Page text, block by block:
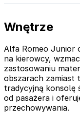
Wnętrze
Alfa Romeo Junior
na kierowcy,
zastosowaniu
obszarach zamiast
tradycyjną konsolę
od pasażera i
przechowywania.